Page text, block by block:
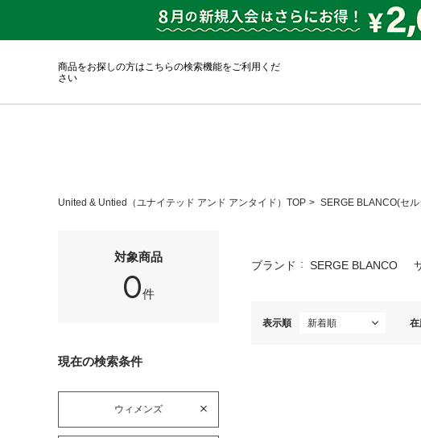
商品をお探しの方はこちらの検索機能をご利用くだ
さい
United & Untied（ユナイテッド アンド アンタイド）TOP SERGE BLANCO(セ
対象商品
0件
現在の検索条件
ウィメンズ
ブランド SERGE BLANCO
表示順